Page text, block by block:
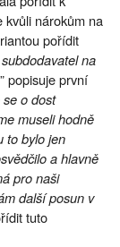
kvůli nárokům na
pořídit
na
” popisuje první
o dost
museli hodně
to bylo jen
a hlavně
pro naši
další posun v
tuto